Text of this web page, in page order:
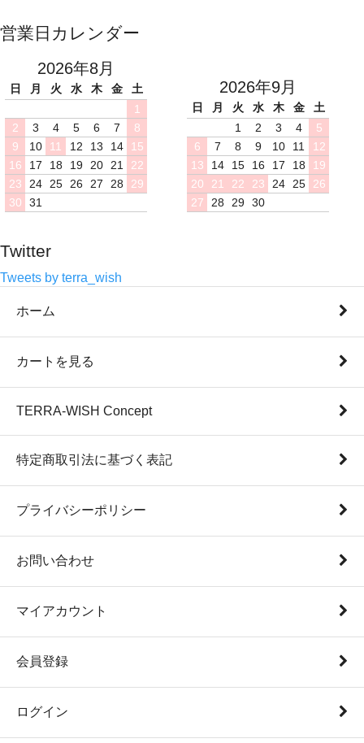
営業日カレンダー
2026年8月
日 月 火 水 木 金
土
1
2
3 4 5 6 7
8
9
10 11 12 13 14
15
16
17 18 19 20 21
22
23
24 25 26 27 28
29
30
31
2026年9月
日 月 火 水 木 金
土
1
2 3 4
5
6
7 8 9 10 11
12
13
14 15 16 17 18
19
20
21 22 23 24 25
26
27
28 29 30
Twitter
Tweets by terra_wish
ホーム
カートを見る
TERRA-WISH Concept
特定商取引法に基づく表記
プライバシーポリシー
お問い合わせ
マイアカウント
会員登録
ログイン